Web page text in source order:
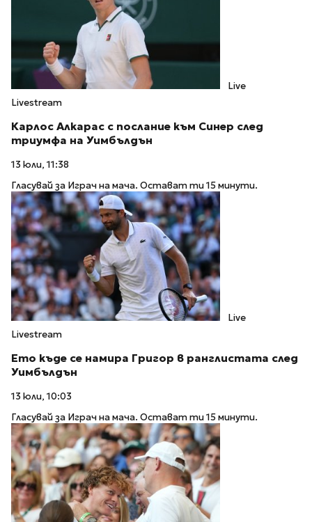
Live
Livestream
Карлос Алкарас с послание към Синер след
триумфа на Уимбълдън
13 юли, 11:38
Гласувай за Играч на мача. Остават ти 15 минути.
Live
Livestream
Ето къде се намира Григор в ранглистата след
Уимбълдън
13 юли, 10:03
Гласувай за Играч на мача. Остават ти 15 минути.